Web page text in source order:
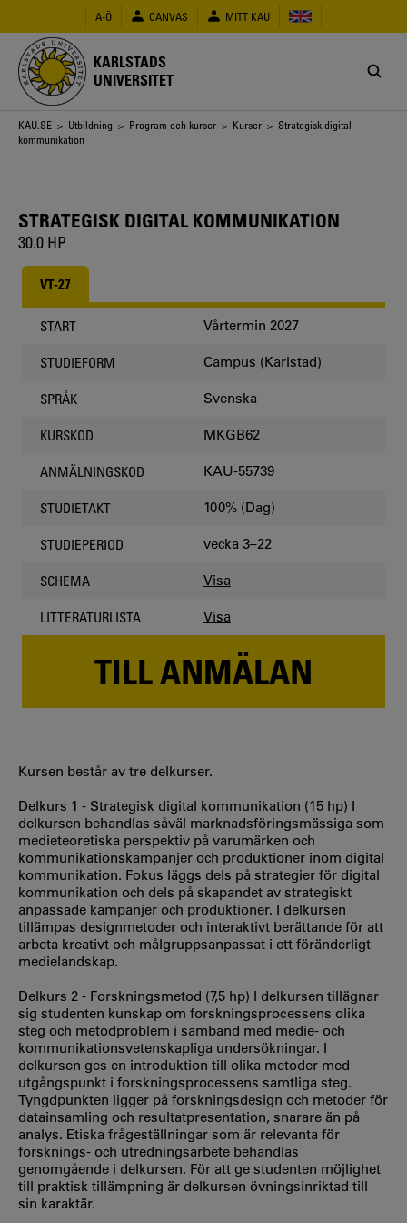
huvudinnehåll
A-Ö CANVAS MITT KAU
KARLSTADS
UNIVERSITET
Länkstig
KAU.SE > Utbildning > Program och kurser > Kurser > Strategisk digital
kommunikation
STRATEGISK DIGITAL KOMMUNIKATION
30.0 HP
VT-27
START Vårtermin 2027
STUDIEFORM Campus (Karlstad)
SPRÅK Svenska
KURSKOD MKGB62
ANMÄLNINGSKOD KAU-55739
STUDIETAKT 100% (Dag)
STUDIEPERIOD vecka 3–22
SCHEMA Visa
LITTERATURLISTA Visa
TILL ANMÄLAN
Kursen består av tre delkurser.
Delkurs 1 - Strategisk digital kommunikation (15 hp) I
delkursen behandlas såväl marknadsföringsmässiga som
medieteoretiska perspektiv på varumärken och
kommunikationskampanjer och produktioner inom digital
kommunikation. Fokus läggs dels på strategier för digital
kommunikation och dels på skapandet av strategiskt
anpassade kampanjer och produktioner. I delkursen
tillämpas designmetoder och interaktivt berättande för att
arbeta kreativt och målgruppsanpassat i ett föränderligt
medielandskap.
Delkurs 2 - Forskningsmetod (7,5 hp) I delkursen tillägnar
sig studenten kunskap om forskningsprocessens olika
steg och metodproblem i samband med medie- och
kommunikationsvetenskapliga undersökningar. I
delkursen ges en introduktion till olika metoder med
utgångspunkt i forskningsprocessens samtliga steg.
Tyngdpunkten ligger på forskningsdesign och metoder för
datainsamling och resultatpresentation, snarare än på
analys. Etiska frågeställningar som är relevanta för
forsknings- och utredningsarbete behandlas
genomgående i delkursen. För att ge studenten möjlighet
till praktisk tillämpning är delkursen övningsinriktad till
sin karaktär.